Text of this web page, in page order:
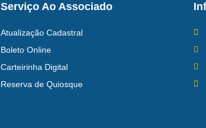
Serviço Ao Associado
Atualização Cadastral
Boleto Online
Carteirinha Digital
Reserva de Quiosque